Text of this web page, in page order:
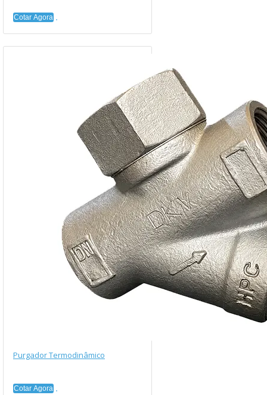
Cotar Agora
Purgador Termodinâmico
Cotar Agora